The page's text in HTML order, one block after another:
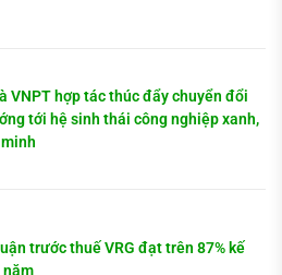
VNPT hợp tác thúc đẩy chuyển đổi
tới hệ sinh thái công nghiệp xanh,
trước thuế VRG đạt trên 87% kế
năm